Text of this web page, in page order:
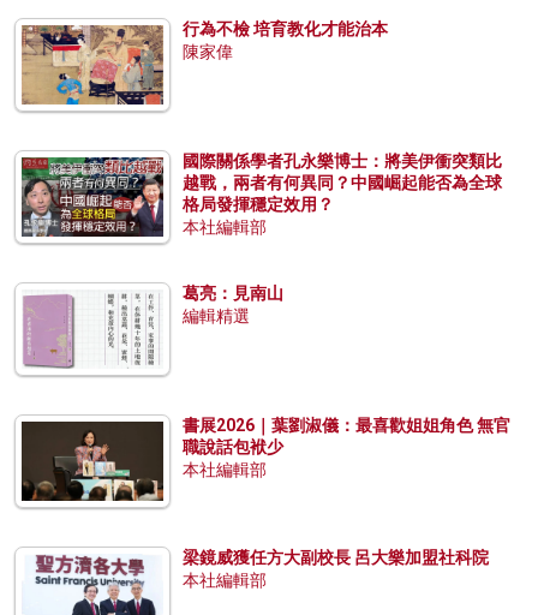
行為不檢 培育教化才能治本
陳家偉
國際關係學者孔永樂博士：將美伊衝突類比
越戰，兩者有何異同？中國崛起能否為全球
格局發揮穩定效用？
本社編輯部
葛亮：見南山
編輯精選
書展2026｜葉劉淑儀：最喜歡姐姐角色 無官
職說話包袱少
本社編輯部
梁鏡威獲任方大副校長 呂大樂加盟社科院
本社編輯部